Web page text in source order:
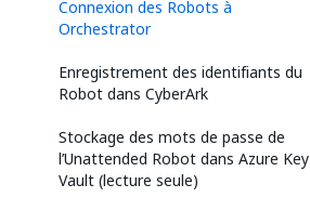
Connexion des Robots à
Orchestrator
Enregistrement des identifiants du
Robot dans CyberArk
Stockage des mots de passe de
l’Unattended Robot dans Azure Key
Vault (lecture seule)